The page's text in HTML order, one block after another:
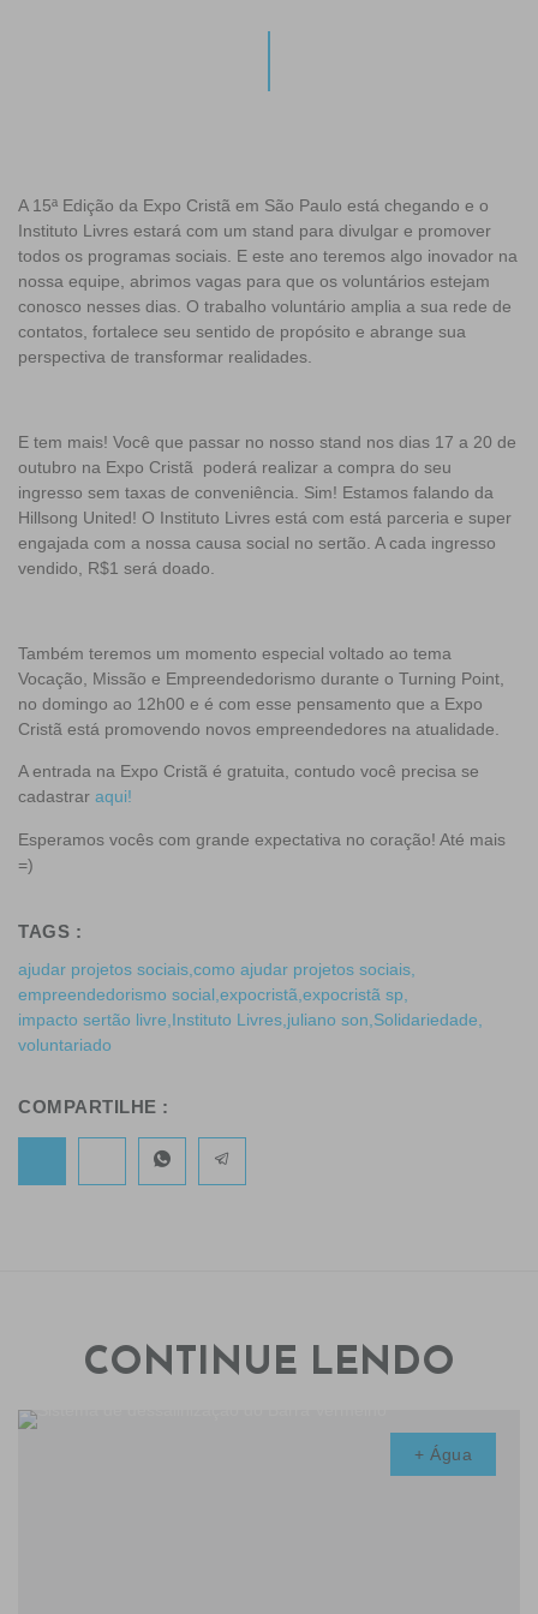
A 15ª Edição da Expo Cristã em São Paulo está chegando e o
Instituto Livres estará com um stand para divulgar e promover
todos os programas sociais. E este ano teremos algo inovador na
nossa equipe, abrimos vagas para que os voluntários estejam
conosco nesses dias. O trabalho voluntário amplia a sua rede de
contatos, fortalece seu sentido de propósito e abrange sua
perspectiva de transformar realidades.
E tem mais! Você que passar no nosso stand nos dias 17 a 20 de
outubro na Expo Cristã poderá realizar a compra do seu
ingresso sem taxas de conveniência. Sim! Estamos falando da
Hillsong United! O Instituto Livres está com está parceria e super
engajada com a nossa causa social no sertão. A cada ingresso
vendido, R$1 será doado.
Também teremos um momento especial voltado ao tema
Vocação, Missão e Empreendedorismo durante o Turning Point,
no domingo ao 12h00 e é com esse pensamento que a Expo
Cristã está promovendo novos empreendedores na atualidade.
A entrada na Expo Cristã é gratuita, contudo você precisa se
cadastrar aqui!
Esperamos vocês com grande expectativa no coração! Até mais
=)
TAGS :
ajudar projetos sociais como ajudar projetos sociais
empreendedorismo social expocristã expocristã sp
impacto sertão livre Instituto Livres juliano son Solidariedade
voluntariado
COMPARTILHE :
CONTINUE LENDO
+ Água